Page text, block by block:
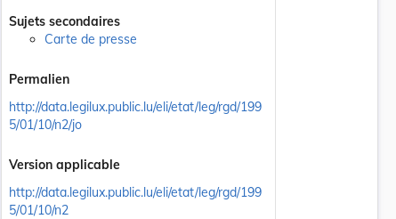
Sujets secondaires
Carte de presse
Permalien
http://data.legilux.public.lu/eli/etat/leg/rgd/199
5/01/10/n2/jo
Version applicable
http://data.legilux.public.lu/eli/etat/leg/rgd/199
5/01/10/n2